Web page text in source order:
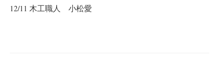
12/11 木工職人 小松愛